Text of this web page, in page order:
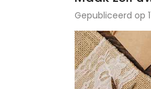
Gepubliceerd op